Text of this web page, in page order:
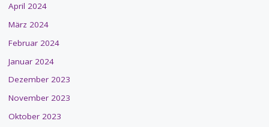
April 2024
März 2024
Februar 2024
Januar 2024
Dezember 2023
November 2023
Oktober 2023